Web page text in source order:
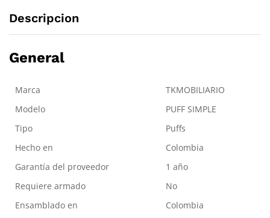
Descripcion
General
Marca
TKMOBILIARIO
Modelo
PUFF SIMPLE
Tipo
Puffs
Hecho en
Colombia
Garantía del proveedor
1 año
Requiere armado
No
Ensamblado en
Colombia